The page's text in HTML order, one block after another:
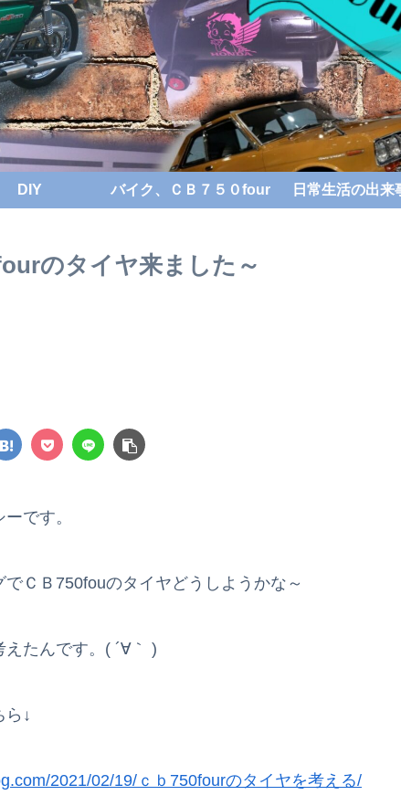
DIY バイク、ＣＢ７５０four 日常生活の出来
のタイヤ来ました～
です。
でＣＢ750fouのタイヤどうしようかな～
えたんです。( ´∀｀ )
ら↓
2021/02/19/ ｃｂ750fourのタイヤを考える/